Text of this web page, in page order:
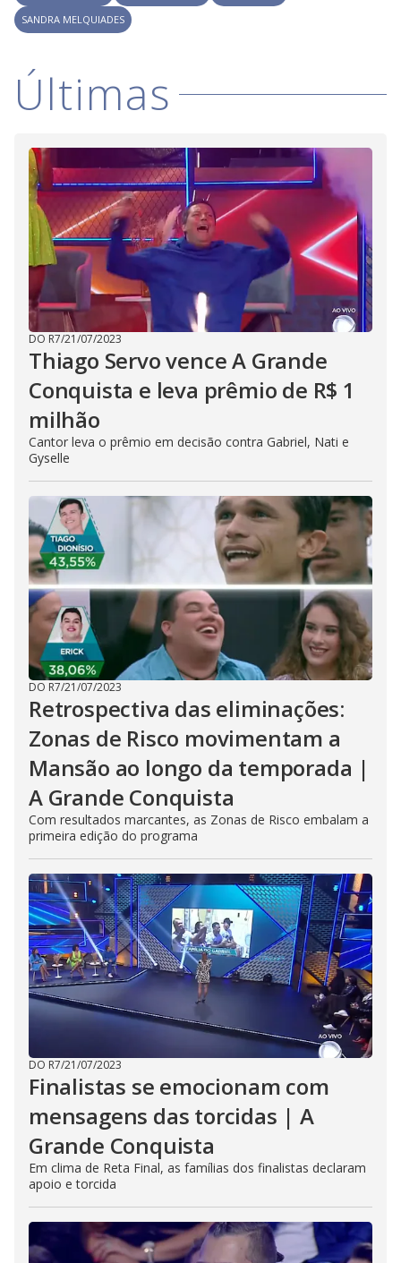
SANDRA MELQUIADES
Últimas
DO R7/21/07/2023
Thiago Servo vence A Grande
Conquista e leva prêmio de R$ 1
milhão
Cantor leva o prêmio em decisão contra Gabriel, Nati e
Gyselle
DO R7/21/07/2023
Retrospectiva das eliminações:
Zonas de Risco movimentam a
Mansão ao longo da temporada |
A Grande Conquista
Com resultados marcantes, as Zonas de Risco embalam a
primeira edição do programa
DO R7/21/07/2023
Finalistas se emocionam com
mensagens das torcidas | A
Grande Conquista
Em clima de Reta Final, as famílias dos finalistas declaram
apoio e torcida